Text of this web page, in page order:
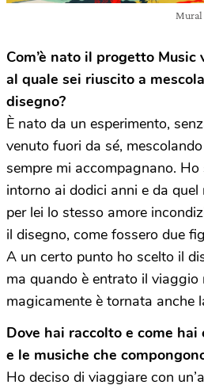
Mural
Com’è nato il progetto Music
al quale sei riuscito a
disegno?
È nato da un esperimento,
venuto fuori da sé,
sempre mi accompagnano.
intorno ai dodici anni e da
per lei lo stesso amore
il disegno, come fossero due
A un certo punto ho scelto il
ma quando è entrato il viaggio
magicamente è tornata anche
Dove hai raccolto e come
e le musiche che
Ho deciso di viaggiare con